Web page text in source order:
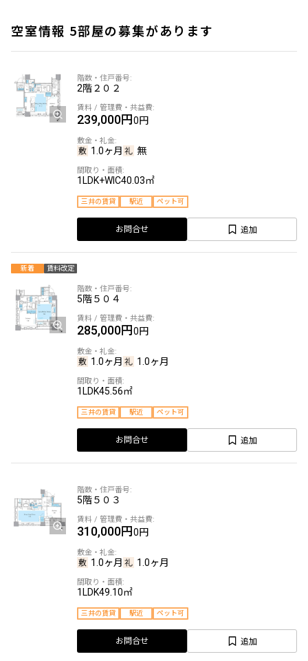
空室情報 5部屋の募集があります
2階２０２
239,000円0円
1.0ヶ月 無
1LDK+WIC40.03㎡
三井の賃貸 駅近 ペット可
お問合せ 追加
新着 賃料改定
5階５０４
285,000円0円
1.0ヶ月 1.0ヶ月
1LDK45.56㎡
三井の賃貸 駅近 ペット可
お問合せ 追加
5階５０３
310,000円0円
1.0ヶ月 1.0ヶ月
1LDK49.10㎡
三井の賃貸 駅近 ペット可
お問合せ 追加